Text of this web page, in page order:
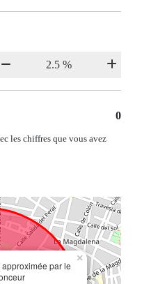
0
les chiffres que vous avez
par le
×